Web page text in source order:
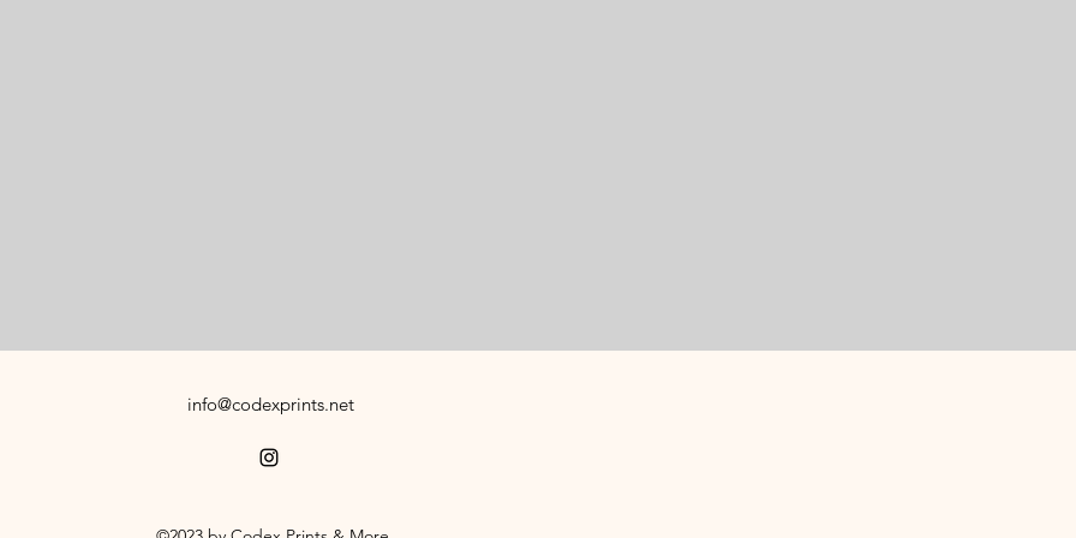
info@codexprints.net